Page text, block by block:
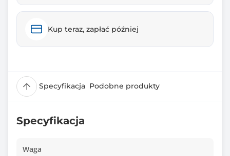
Kup teraz, zapłać później
Specyfikacja Podobne produkty
Specyfikacja
Waga